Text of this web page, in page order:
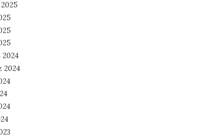
2024
2024